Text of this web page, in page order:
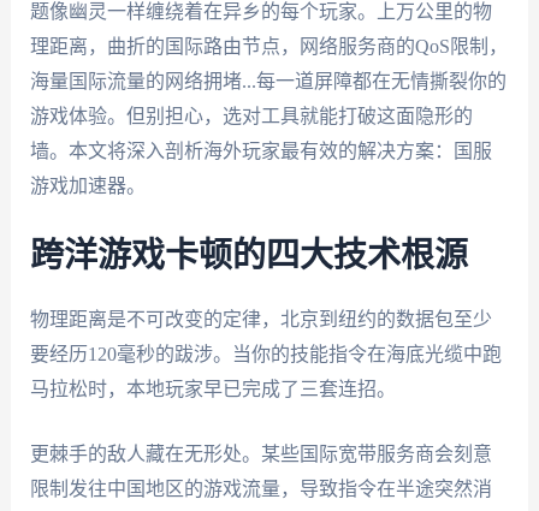
题像幽灵一样缠绕着在异乡的每个玩家。上万公里的物
理距离，曲折的国际路由节点，网络服务商的QoS限制，
海量国际流量的网络拥堵...每一道屏障都在无情撕裂你的
游戏体验。但别担心，选对工具就能打破这面隐形的
墙。本文将深入剖析海外玩家最有效的解决方案：国服
游戏加速器。
跨洋游戏卡顿的四大技术根源
物理距离是不可改变的定律，北京到纽约的数据包至少
要经历120毫秒的跋涉。当你的技能指令在海底光缆中跑
马拉松时，本地玩家早已完成了三套连招。
更棘手的敌人藏在无形处。某些国际宽带服务商会刻意
限制发往中国地区的游戏流量，导致指令在半途突然消